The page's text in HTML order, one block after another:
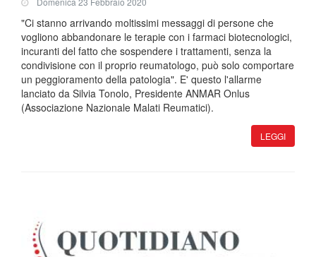
"Ci stanno arrivando moltissimi messaggi di persone che
vogliono abbandonare le terapie con i farmaci biotecnologici,
incuranti del fatto che sospendere i trattamenti, senza la
condivisione con il proprio reumatologo, può solo comportare
un peggioramento della patologia". E' questo l'allarme
lanciato da Silvia Tonolo, Presidente ANMAR Onlus
(Associazione Nazionale Malati Reumatici).
LEGGI